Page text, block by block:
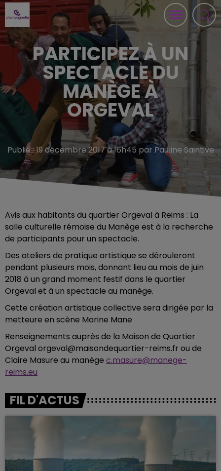
PARTICIPEZ À UN
SPECTACLE DU
MANÈGE À
ORGEVAL
Publié : 19 décembre 2017 à 16h45 par Pauline Saintive
Avis aux habitants du quartier Orgeval à Reims : La
salle culturelle rémoise du Manège est à la recherche
de participants pour un spectacle.
Des ateliers de pratique artistique se dérouleront
pendant plusieurs mois, donnant lieu au mois de juin
2018 à un grand moment festif dans le quartier
Orgeval et à un spectacle au manège.
Cette création artistique collective sera dirigée par la
metteure en scène Marine Mane
Renseignements auprès de la Maison de Quartier
Orgeval orgeval@maisondequartier-reims.fr ou de
Claire Masure au manège c.masure@manege-
reims.eu
FIL D'ACTUS